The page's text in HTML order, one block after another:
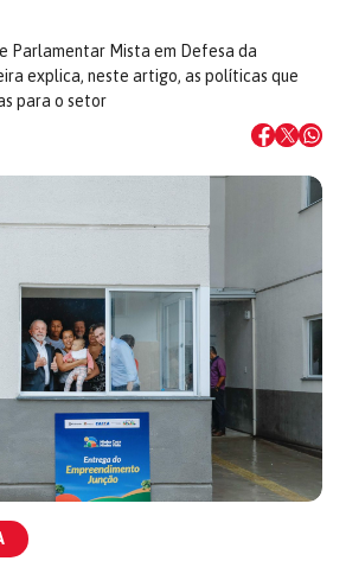
Parlamentar Mista em Defesa da
explica, neste artigo, as políticas que
para o setor